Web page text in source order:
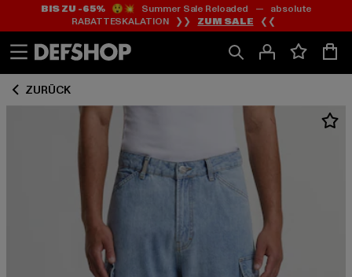
Zum
Inhalt
springen
Zum
Fußzeile
springen
BIS ZU -65%😲💥 Summer Sale Reloaded — absolute
RABATTESKALATION ❯❯ ZUM SALE ❮❮
ZURÜCK